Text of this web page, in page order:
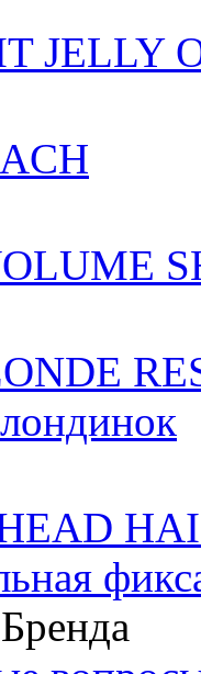
JELLY